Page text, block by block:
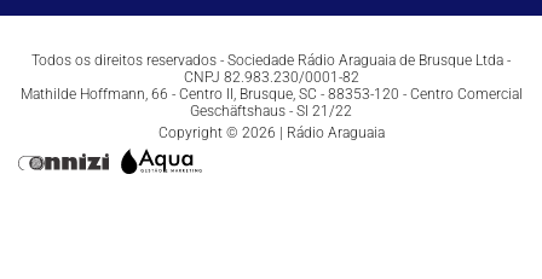
Todos os direitos reservados - Sociedade Rádio Araguaia de Brusque Ltda -
CNPJ 82.983.230/0001-82
Mathilde Hoffmann, 66 - Centro II, Brusque, SC - 88353-120 - Centro Comercial
Geschäftshaus - Sl 21/22
Copyright © 2026 | Rádio Araguaia